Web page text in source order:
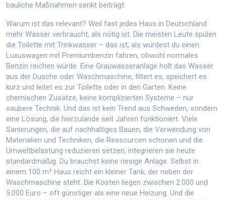
bauliche Maßnahmen senkt beiträgt.
Warum ist das relevant? Weil fast jedes Haus in Deutschland
mehr Wasser verbraucht, als nötig ist. Die meisten Leute spülen
die Toilette mit Trinkwasser – das ist, als würdest du einen
Luxuswagen mit Premiumbenzin fahren, obwohl normales
Benzin reichen würde. Eine Grauwasseranlage holt das Wasser
aus der Dusche oder Waschmaschine, filtert es, speichert es
kurz und leitet es zur Toilette oder in den Garten. Keine
chemischen Zusätze, keine komplizierten Systeme – nur
saubere Technik. Und das ist kein Trend aus Schweden, sondern
eine Lösung, die hierzulande seit Jahren funktioniert. Viele
Sanierungen, die auf nachhaltiges Bauen, die Verwendung von
Materialien und Techniken, die Ressourcen schonen und die
Umweltbelastung reduzieren setzen, integrieren sie heute
standardmäßig. Du brauchst keine riesige Anlage. Selbst in
einem 100 m² Haus reicht ein kleiner Tank, der neben der
Waschmaschine steht. Die Kosten liegen zwischen 2.000 und
5.000 Euro – oft günstiger als eine neue Heizung. Und die